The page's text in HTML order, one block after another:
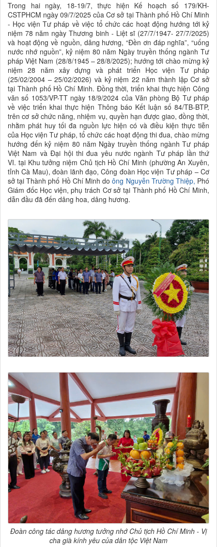
Trong hai ngày, 18-19/7, thực hiện Kế hoạch số 179/KH-
CSTPHCM ngày 09/7/2025 của Cơ sở tại Thành phố Hồ Chí Minh
- Học viện Tư pháp về việc tổ chức các hoạt động hướng tới kỷ
niệm 78 năm ngày Thương binh - Liệt sĩ (27/7/1947- 27/7/2025)
và hoạt động về nguồn, dâng hương, “Đền ơn đáp nghĩa”, “uống
nước nhớ nguồn”, kỷ niệm 80 năm Ngày truyền thống ngành Tư
pháp Việt Nam (28/8/1945 – 28/8/2025); hướng tới chào mừng kỷ
niệm 28 năm xây dựng và phát triển Học viện Tư pháp
(25/02/2004 – 25/02/2026) và kỷ niệm 22 năm thành lập Cơ sở
tại Thành phố Hồ Chí Minh. Đồng thời, triển khai thực hiện Công
văn số 1053/VP-TT ngày 18/9/2024 của Văn phòng Bộ Tư pháp
về việc triển khai thực hiện Thông báo Kết luận số 84/TB-BTP,
trên cơ sở chức năng, nhiệm vụ, quyền hạn được giao, đồng thời,
nhằm phát huy tối đa nguồn lực hiện có và điều kiện thực tiễn
của Học viện Tư pháp, tổ chức các hoạt động thi đua, chào mừng
hướng đến kỷ niệm 80 năm Ngày truyền thống ngành Tư pháp
Việt Nam và Đại hội thi đua yêu nước ngành Tư pháp lần thứ
VI. tại Khu tưởng niệm Chủ tịch Hồ Chí Minh (phường An Xuyên,
tỉnh Cà Mau), đoàn lãnh đạo, Công đoàn Học viện Tư pháp – Cơ
sở tại Thành phố Hồ Chí Minh doông Nguyễn Trường Thiệp, Phó
Giám đốc Học viện, phụ trách Cơ sở tại Thành phố Hồ Chí Minh,
dẫn đầu đã đến dâng hoa, dâng hương.
Đoàn công tác dâng hương tưởng nhớ Chủ tịch Hồ Chí Minh - Vị
cha già kính yêu của dân tộc Việt Nam